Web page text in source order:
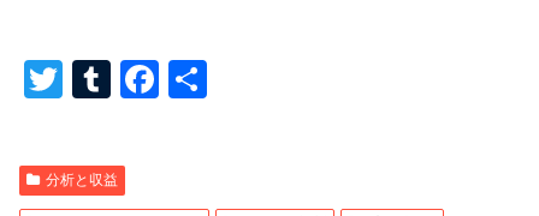
T
tt
er
T
m
bl
F
分析と収益